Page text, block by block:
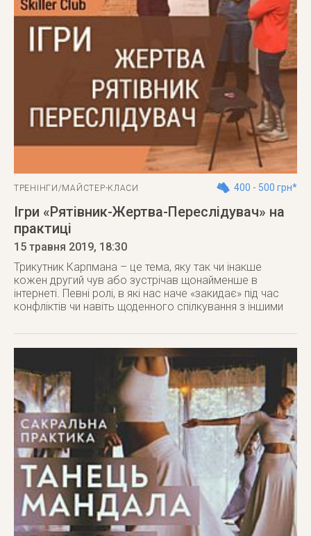
ТРЕНІНГИ/МАЙСТЕР-КЛАСИ 400 - 500 грн*
Ігри «Рятівник-Жертва-Переслідувач» на
практиці
15 травня 2019, 18:30
Трикутник Карпмана – це тема, яку так чи інакше
кожен другий чув або зустрічав щонайменше в
інтернеті. Певні ролі, в які нас наче «закидає» під час
конфліктів чи навіть щоденного спілкування з іншими